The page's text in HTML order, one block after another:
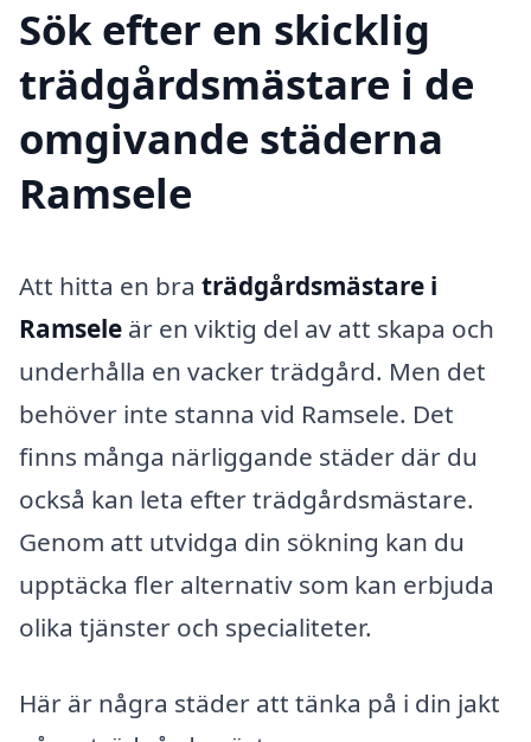
Sök efter en skicklig
trädgårdsmästare i de
omgivande städerna
Ramsele
Att hitta en bra trädgårdsmästare i
Ramsele är en viktig del av att skapa och
underhålla en vacker trädgård. Men det
behöver inte stanna vid Ramsele. Det
finns många närliggande städer där du
också kan leta efter trädgårdsmästare.
Genom att utvidga din sökning kan du
upptäcka fler alternativ som kan erbjuda
olika tjänster och specialiteter.
Här är några städer att tänka på i din jakt